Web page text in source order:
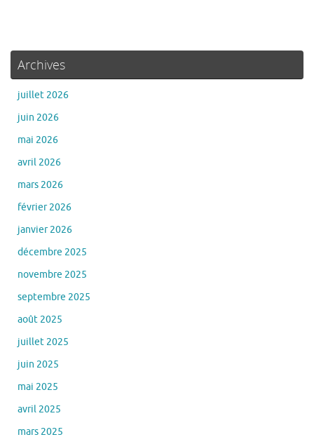
Archives
juillet 2026
juin 2026
mai 2026
avril 2026
mars 2026
février 2026
janvier 2026
décembre 2025
novembre 2025
septembre 2025
août 2025
juillet 2025
juin 2025
mai 2025
avril 2025
mars 2025